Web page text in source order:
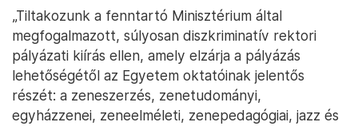
„Tiltakozunk a fenntartó Minisztérium által
megfogalmazott, súlyosan diszkriminatív rektori
pályázati kiírás ellen, amely elzárja a pályázás
lehetőségétől az Egyetem oktatóinak jelentős
részét: a zeneszerzés, zenetudományi,
egyházzenei, zeneelméleti, zenepedagógiai, jazz és